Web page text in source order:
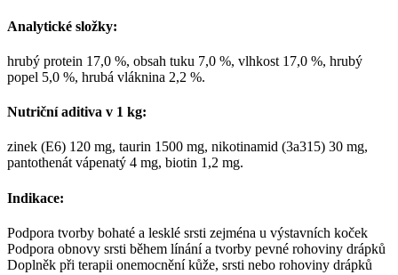
Analytické složky:
hrubý protein 17,0 %, obsah tuku 7,0 %, vlhkost 17,0 %, hrubý
popel 5,0 %, hrubá vláknina 2,2 %.
Nutriční aditiva v 1 kg:
zinek (E6) 120 mg, taurin 1500 mg, nikotinamid (3a315) 30 mg,
pantothenát vápenatý 4 mg, biotin 1,2 mg.
Indikace:
Podpora tvorby bohaté a lesklé srsti zejména u výstavních koček
Podpora obnovy srsti během línání a tvorby pevné rohoviny drápků
Doplněk při terapii onemocnění kůže, srsti nebo rohoviny drápků